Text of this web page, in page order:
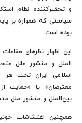
و تحقیرکننده نظام
سیاستی که همواره بر
بوده است.
این اظهار نظرهای
الملل و منشور ملل
اسلامی ایران تحت هر
معترضان» یا «حمایت
بین‌الملل و منشور ملل
همچنین اغتشاشات